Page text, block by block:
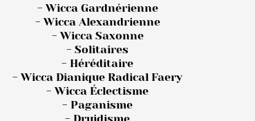
- Wicca Gardnérienne
- Wicca Alexandrienne
- Wicca Saxonne
- Solitaires
- Héréditaire
- Wicca Dianique Radical Faery
- Wicca Éclectisme
- Paganisme
- Druidisme